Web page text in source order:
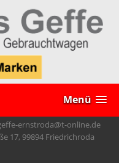
Menü
ernstroda@t-online.de
17, 99894 Friedrichroda